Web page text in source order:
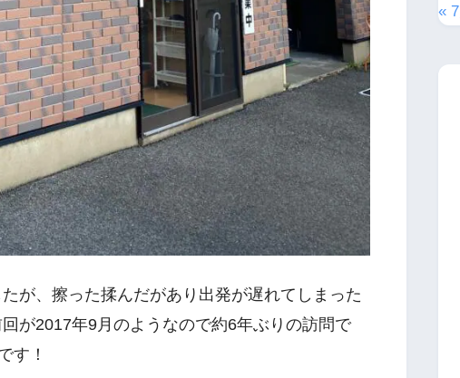
が、擦った揉んだがあり出発が遅れてしまった
が2017年9月のようなので約6年ぶりの訪問で
す！
«